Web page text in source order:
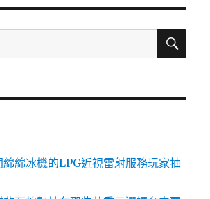
搜
綿冰機的LPG近視雷射服務玩家抽